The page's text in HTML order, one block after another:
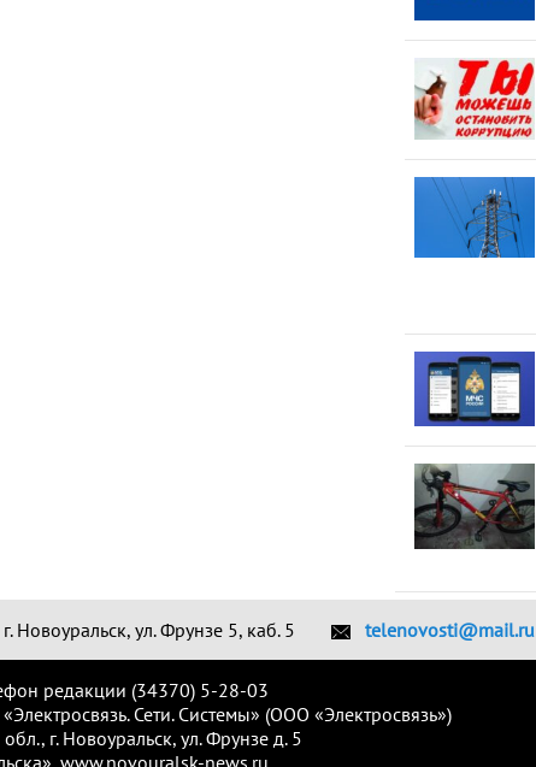
Новоуральск, ул. Фрунзе 5, каб. 5 telenovosti@mail.ru
редакции (34370) 5-28-03
Сети. Системы» (ООО «Электросвязь»)
г. Новоуральск, ул. Фрунзе д. 5